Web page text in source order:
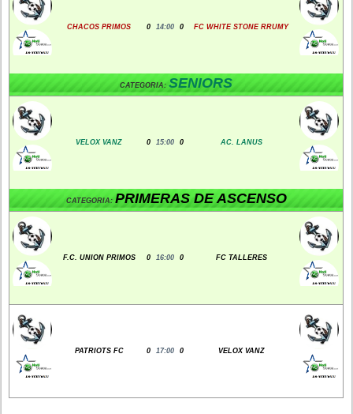
CHACOS PRIMOS 0 14:00 0 FC WHITE STONE RRUMY
CATEGORIA:SENIORS
VELOX VANZ 0 15:00 0 AC. LANUS
CATEGORIA: PRIMERAS DE ASCENSO
F.C. UNION PRIMOS 0 16:00 0 FC TALLERES
PATRIOTS FC 0 17:00 0 VELOX VANZ